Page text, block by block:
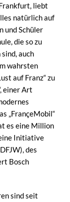
liebt
natürlich auf
und Schüler
die so zu
auch
wahrsten
auf Franz“ zu
einer Art
„FrançeMobil“
es eine Million
Initiative
des
Bosch
sind seit